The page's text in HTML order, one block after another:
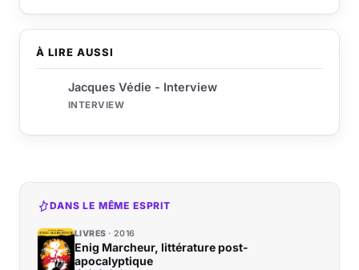
À LIRE AUSSI
Jacques Védie - Interview
INTERVIEW
DANS LE MÊME ESPRIT
LIVRES 2016
Enig Marcheur, littérature post-
apocalyptique